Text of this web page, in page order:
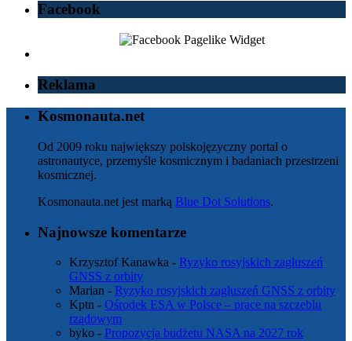
Facebook
Reklama
Kosmonauta.net
Od 2009 roku największy polskojęzyczny portal o
astronautyce, przemyśle kosmicznym i badaniach przestrzeni
kosmicznej.
Kosmonauta.net jest marką Blue Dot Solutions.
Najnowsze komentarze
Krzysztof Kanawka - Ryzyko rosyjskich zagłuszeń
GNSS z orbity
Marian - Ryzyko rosyjskich zagłuszeń GNSS z orbity
Kptn - Ośrodek ESA w Polsce – prace na szczeblu
rządowym
byko - Propozycja budżetu NASA na 2027 rok